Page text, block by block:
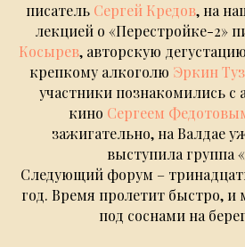
писатель Сергей Кредов, на
лекцией о «Перестройке-2»
Косырев, авторскую
крепкому алкоголю Эркин
участники познакомились с
кино Сергеем
зажигательно, на Валдае
выступила группа
Следующий форум –
год. Время пролетит быстро,
под соснами на